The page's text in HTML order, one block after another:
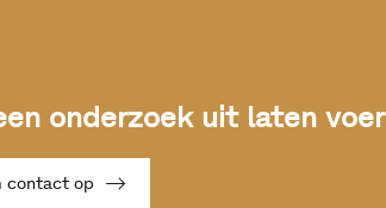
onderzoek uit laten
contact op